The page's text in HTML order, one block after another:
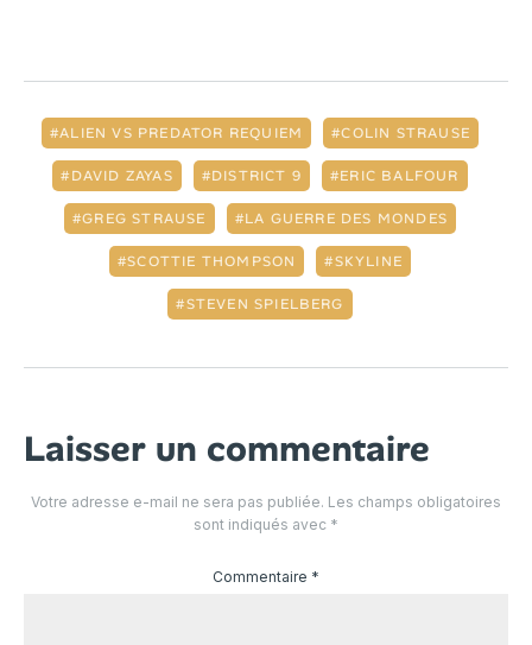
ALIEN VS PREDATOR REQUIEM COLIN STRAUSE
DAVID ZAYAS DISTRICT 9 ERIC BALFOUR
GREG STRAUSE LA GUERRE DES MONDES
SCOTTIE THOMPSON SKYLINE
STEVEN SPIELBERG
Laisser un commentaire
Votre adresse e-mail ne sera pas publiée. Les champs obligatoires
sont indiqués avec *
Commentaire *